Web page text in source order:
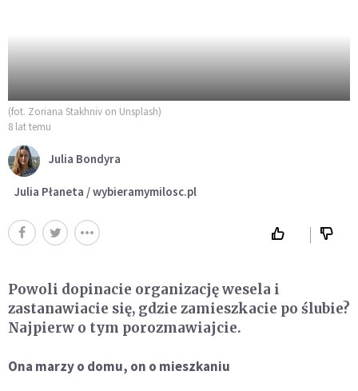
(fot. Zoriana Stakhniv on Unsplash)
8 lat temu
Julia Bondyra
Julia Płaneta / wybieramymilosc.pl
Powoli dopinacie organizację wesela i
zastanawiacie się, gdzie zamieszkacie po ślubie?
Najpierw o tym porozmawiajcie.
Ona marzy o domu, on o mieszkaniu